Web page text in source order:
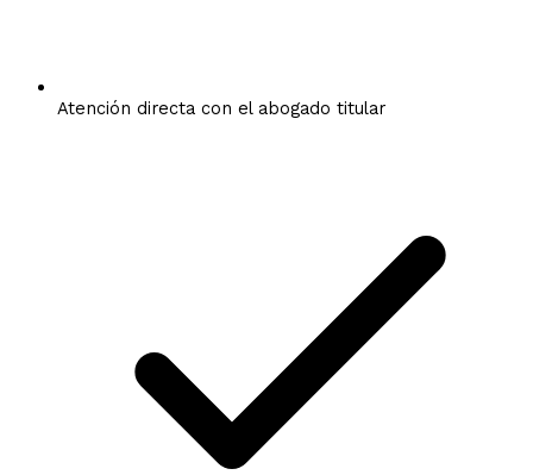
Atención directa con el abogado titular